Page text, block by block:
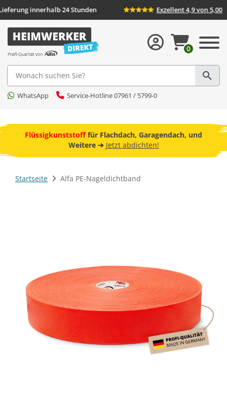
Lieferung innerhalb 24 Stunden Exzellent
Suche
WhatsApp Service-Hotline 07961 / 5799-0
0
Flüssigkunststofffür Flachdach, Garagendach, und
Weitere ➔ Jetzt abdichten!
Startseite Alfa PE-Nageldichtband